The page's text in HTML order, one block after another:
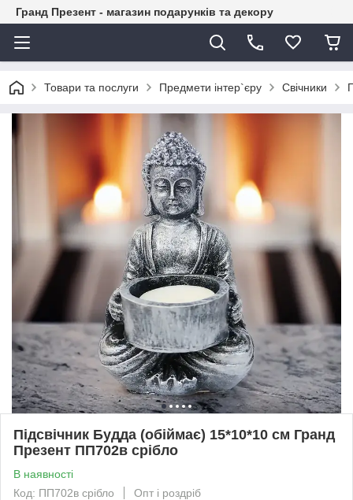
Гранд Презент - магазин подарунків та декору
Товари та послуги Предмети інтер`єру Свічники
Підсвічник Будда (обіймає) 15*10*10 см Гранд
Презент ПП702в срібло
В наявності
Код: ПП702в срібло
Опт і роздріб